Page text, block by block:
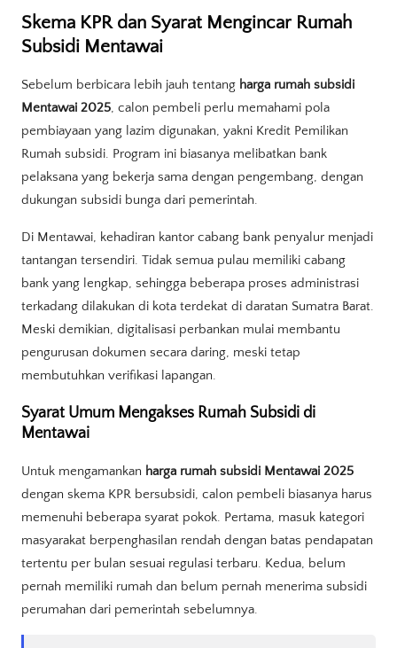
Skema KPR dan Syarat Mengincar Rumah
Subsidi Mentawai
Sebelum berbicara lebih jauh tentang harga rumah subsidi
Mentawai 2025, calon pembeli perlu memahami pola
pembiayaan yang lazim digunakan, yakni Kredit Pemilikan
Rumah subsidi. Program ini biasanya melibatkan bank
pelaksana yang bekerja sama dengan pengembang, dengan
dukungan subsidi bunga dari pemerintah.
Di Mentawai, kehadiran kantor cabang bank penyalur menjadi
tantangan tersendiri. Tidak semua pulau memiliki cabang
bank yang lengkap, sehingga beberapa proses administrasi
terkadang dilakukan di kota terdekat di daratan Sumatra Barat.
Meski demikian, digitalisasi perbankan mulai membantu
pengurusan dokumen secara daring, meski tetap
membutuhkan verifikasi lapangan.
Syarat Umum Mengakses Rumah Subsidi di
Mentawai
Untuk mengamankan harga rumah subsidi Mentawai 2025
dengan skema KPR bersubsidi, calon pembeli biasanya harus
memenuhi beberapa syarat pokok. Pertama, masuk kategori
masyarakat berpenghasilan rendah dengan batas pendapatan
tertentu per bulan sesuai regulasi terbaru. Kedua, belum
pernah memiliki rumah dan belum pernah menerima subsidi
perumahan dari pemerintah sebelumnya.